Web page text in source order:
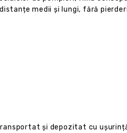
medii și lungi, fără
și depozitat cu